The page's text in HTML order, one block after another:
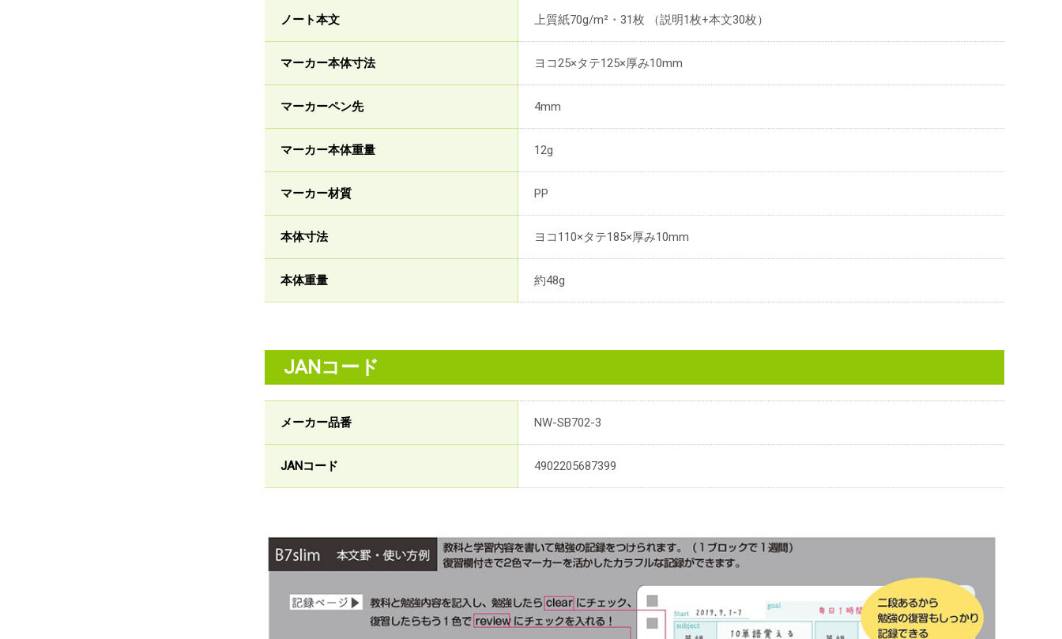
ノート本文 上質紙70g/m²・31枚 （説明1枚+本文30枚）
マーカー本体寸法 ヨコ25×タテ125×厚み10mm
マーカーペン先 4mm
マーカー本体重量 12g
マーカー材質 PP
本体寸法 ヨコ110×タテ185×厚み10mm
本体重量 約48g
JANコード
メーカー品番 NW-SB702-3
JANコード 4902205687399